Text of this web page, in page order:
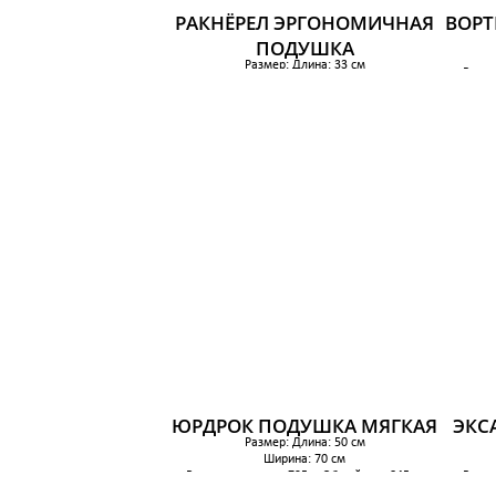
РАКНЁРЕЛ ЭРГОНОМИЧНАЯ
ПОДУШКА
Размер: Длина: 33 см
Вес
ЮРДРОК ПОДУШКА МЯГКАЯ
Размер: Длина: 50 см
Ширина: 70 см
Вес наполнителя: 735 грОбщий вес: 845 гр
Вес